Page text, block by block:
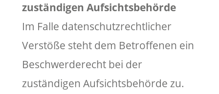
zuständigen Aufsichtsbehörde
Im Falle datenschutzrechtlicher
Verstöße steht dem Betroffenen ein
Beschwerderecht bei der
zuständigen Aufsichtsbehörde zu.